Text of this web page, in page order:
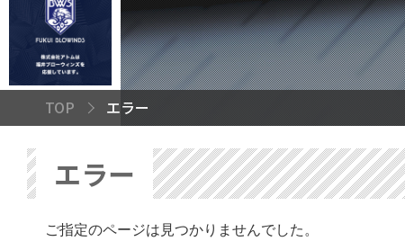
TOP エラー
エラー
ご指定のページは見つかりませんでした。